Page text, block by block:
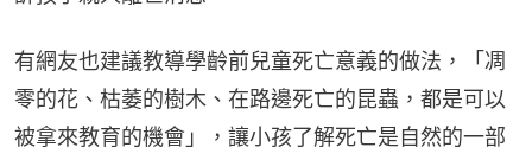
有網友也建議教導學齡前兒童死亡意義的做法，「凋
零的花、枯萎的樹木、在路邊死亡的昆蟲，都是可以
被拿來教育的機會」，讓小孩了解死亡是自然的一部